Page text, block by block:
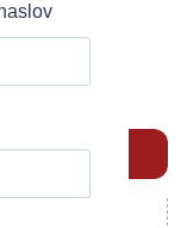
eritrola